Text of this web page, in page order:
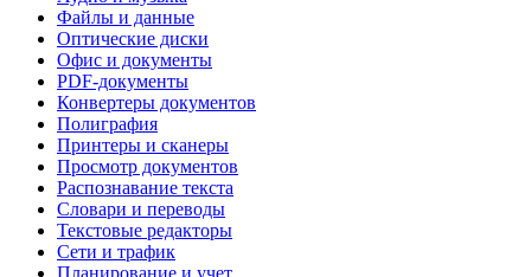
Файлы и данные
Оптические диски
Офис и документы
PDF-документы
Конвертеры документов
Полиграфия
Принтеры и сканеры
Просмотр документов
Распознавание текста
Словари и переводы
Текстовые редакторы
Сети и трафик
Планирование и учет